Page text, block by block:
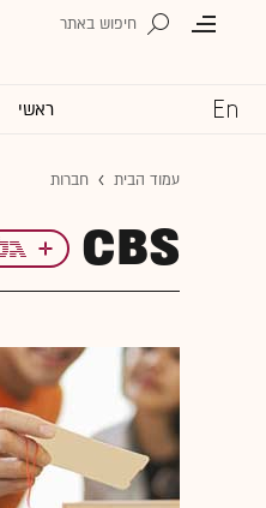
ראשי
עמוד הבית חברות
CBS